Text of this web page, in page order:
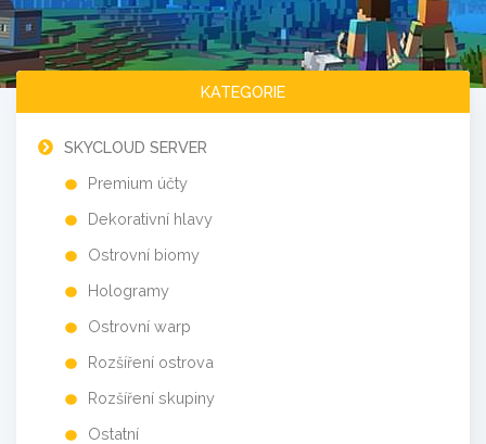
KATEGORIE
SKYCLOUD SERVER
Premium účty
Dekorativní hlavy
Ostrovní biomy
Hologramy
Ostrovní warp
Rozšíření ostrova
Rozšíření skupiny
Ostatní